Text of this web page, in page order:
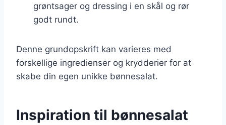
grøntsager og dressing i en skål og rør
godt rundt.
Denne grundopskrift kan varieres med
forskellige ingredienser og krydderier for at
skabe din egen unikke bønnesalat.
Inspiration til bønnesalat